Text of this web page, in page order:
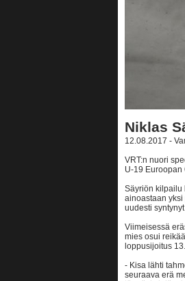
Niklas
12.08.2017 -
VRT:n nuori
U-19 Euroopan
Säyriön kilpailu
ainoastaan
uudesti
Viimeisessä
mies osui
loppusijoitus
- Kisa lähti
seuraava erä